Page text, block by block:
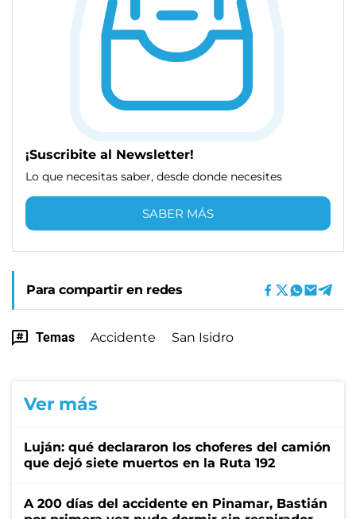
¡Suscribite al Newsletter!
Lo que necesitas saber, desde donde necesites
SABER MÁS
Para compartir en redes
Temas Accidente San Isidro
Ver más
Luján: qué declararon los choferes del camión
que dejó siete muertos en la Ruta 192
A 200 días del accidente en Pinamar, Bastián